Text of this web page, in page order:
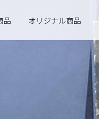
品 オリジナル商品